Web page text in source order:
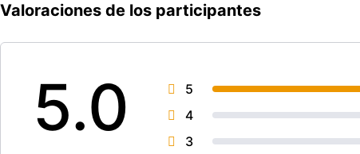
Valoraciones de los participantes
5.0 5
4
3